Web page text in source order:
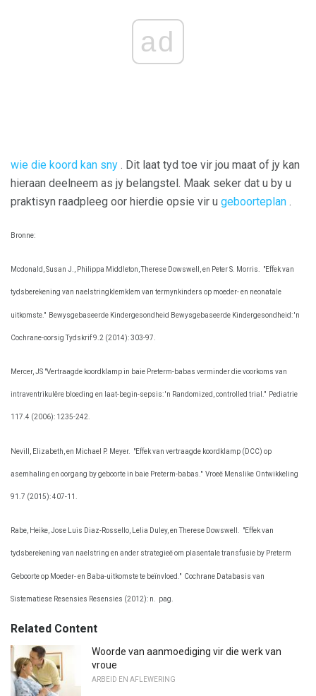
ad
wie die koord kan sny . Dit laat tyd toe vir jou maat of jy kan
hieraan deelneem as jy belangstel. Maak seker dat u by u
praktisyn raadpleeg oor hierdie opsie vir u geboorteplan .
Bronne:
Mcdonald, Susan J., Philippa Middleton, Therese Dowswell, en Peter S. Morris. "Effek van
tydsberekening van naelstringklemklem van termynkinders op moeder- en neonatale
uitkomste." Bewysgebaseerde Kindergesondheid Bewysgebaseerde Kindergesondheid: 'n
Cochrane-oorsig Tydskrif 9.2 (2014): 303-97.
Mercer, JS "Vertraagde koordklamp in baie Preterm-babas verminder die voorkoms van
intraventrikulêre bloeding en laat-begin-sepsis: 'n Randomized, controlled trial." Pediatrie
117.4 (2006): 1235-242.
Nevill, Elizabeth, en Michael P. Meyer. "Effek van vertraagde koordklamp (DCC) op
asemhaling en oorgang by geboorte in baie Preterm-babas." Vroeë Menslike Ontwikkeling
91.7 (2015): 407-11.
Rabe, Heike, Jose Luis Diaz-Rossello, Lelia Duley, en Therese Dowswell. "Effek van
tydsberekening van naelstring en ander strategieë om plasentale transfusie by Preterm
Geboorte op Moeder- en Baba-uitkomste te beïnvloed." Cochrane Databasis van
Sistematiese Resensies Resensies (2012): n. pag.
Related Content
Woorde van aanmoediging vir die werk van
vroue
ARBEID EN AFLEWERING